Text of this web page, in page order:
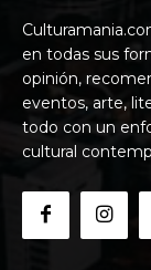
en todas sus
opinión,
eventos, arte,
todo con un
cultural